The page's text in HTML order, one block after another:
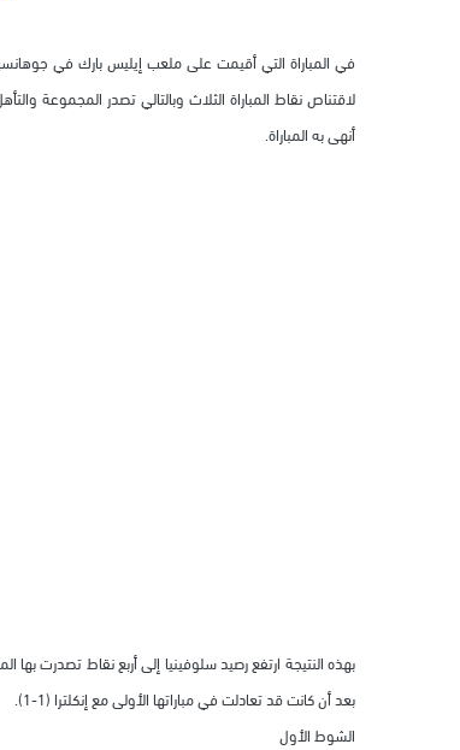
في المباراة التي أقيمت على ملعب إيليس بارك في
لاقتناص نقاط المباراة الثلاث وبالتالي تصدر المجموعة
أنهى به المباراة.
بهذه النتيجة ارتفع رصيد سلوفينيا إلى أربع نقاط تصدرت بها
بعد أن كانت قد تعادلت في مباراتها الأولى مع إنكلترا (1-1).
الشوط الأول